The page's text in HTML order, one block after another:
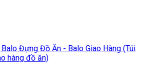
Đựng Đồ Ăn - Balo Giao Hàng (Túi
hàng đồ ăn)